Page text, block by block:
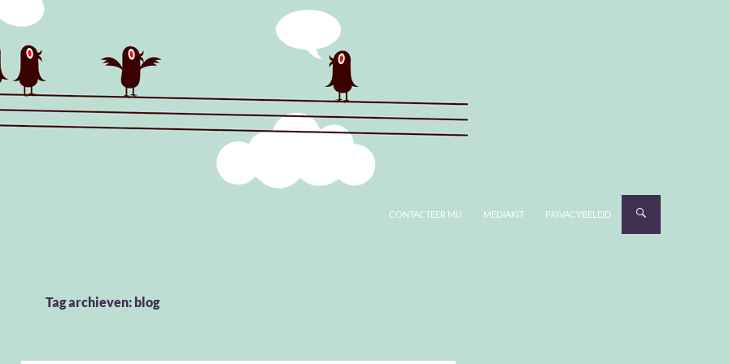
CONTACTEER MIJ MEDIAKIT PRIVACYBELEID
Tag archieven: blog